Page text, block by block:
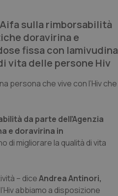
sulla rimborsabilità
doravirina e
fissa con lamivudina
vita delle persone Hiv
persona che vive con l’Hiv che
da parte dell’Agenzia
e doravirina in
di migliorare la qualità di vita
– diceAndrea Antinori,
abbiamo a disposizione